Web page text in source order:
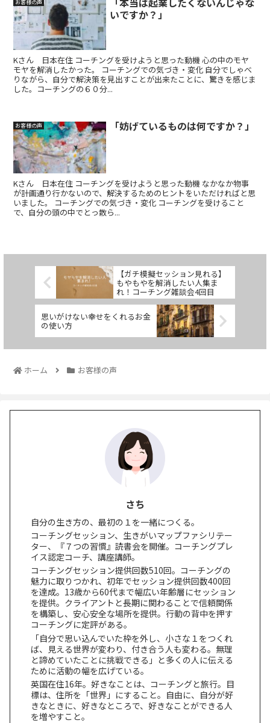
お客様の声
いですか？」
Kさん 日本在住 コーチングを受けようと思った動機 心の中のモヤ
モヤを解消したかった。 コーチングでの気づき・変化 自分でしゃべ
りながら、自分で解決策を見出すことが出来たことに、驚きを感じま
した。コーチングの６０分...
お客様の声 「妨げているものは何ですか？」
Kさん 日本在住 コーチングを受けようと思った動機 なかなか物事
が計画通り行かないので、解決するためのヒントをいただければと思
いました。 コーチングでの気づき・変化 コーチングを受けること
で、自分の頭の中でとっ散ら...
【ガチ模擬セッション見れる】
もやもやを解消したい人集ま
れ！コーチング雑談会4回目
思いがけない幸せをくれるお金
の使い方
ホーム お客様の声
さち
自分の生き方の、最初の１を一緒につくる。
コーチングセッション、生きがいマップファシリテー
ター、『７つの習慣』読書会を開催。コーチングプレ
イス認定コーチ、講座講師。
コーチングセッション提供回数510回。コーチングの
魅力に取りつかれ、初年でセッション提供回数400回
を達成。13歳から60代まで幅広い年齢層にセッション
を提供。クライアントと長期に関わることで信頼関係
を構築し、安心安全な場所を提供。行動の背中を押す
コーチングに定評がある。
「自分で思い込んでいた枠を外し、小さな１をつくれ
ば、見える世界が変わり、付き合う人も変わる。無理
と諦めていたことに挑戦できる」と多くの人に伝える
ために活動の幅を広げている。
英国在住16年。好きなことは、コーチングと旅行。目
標は、住所を「世界」にすること。自由に、自分が好
きなときに、好きなところで、好きなことができる人
を増やすこと。